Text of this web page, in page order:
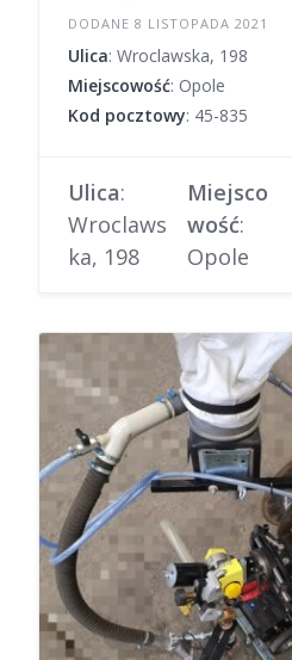
DODANE 8 LISTOPADA 2021
Ulica: Wroclawska, 198
Miejscowość: Opole
Kod pocztowy: 45-835
Ulica:
Wroclaws
ka, 198
Miejsco
wość:
Opole